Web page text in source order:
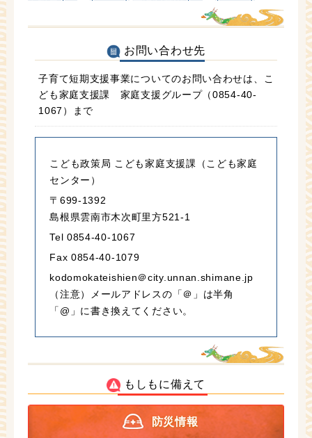
お問い合わせ先
子育て短期支援事業についてのお問い合わせは、こ
ども家庭支援課 家庭支援グループ（0854-40-
1067）まで
こども政策局 こども家庭支援課（こども家庭
センター）
〒699-1392
島根県雲南市木次町里方521-1
Tel 0854-40-1067
Fax 0854-40-1079
kodomokateishien＠city.unnan.shimane.jp
（注意）メールアドレスの「＠」は半角
「@」に書き換えてください。
もしもに備えて
防災情報